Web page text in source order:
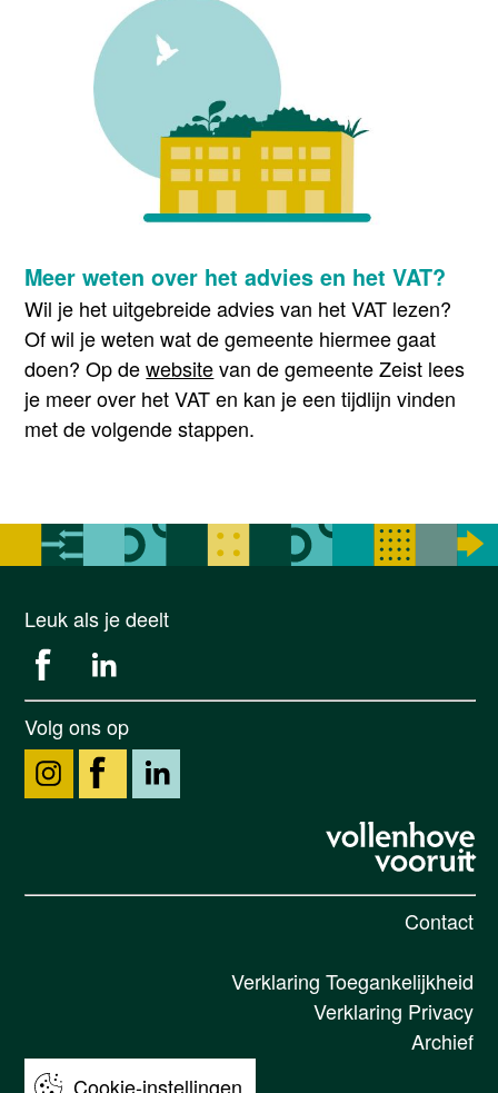
Meer weten over het advies en het VAT?
Wil je het uitgebreide advies van het VAT lezen?
Of wil je weten wat de gemeente hiermee gaat
doen? Op dewebsitevan de gemeente Zeist lees
je meer over het VAT en kan je een tijdlijn vinden
met de volgende stappen.
Leuk als je deelt
Volg ons op
Cookie-instellingen
Contact
Verklaring Toegankelijkheid
Verklaring Privacy
Archief